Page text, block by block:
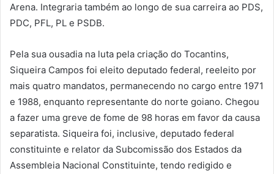
Arena. Integraria também ao longo de sua carreira ao PDS,
PDC, PFL, PL e PSDB.
Pela sua ousadia na luta pela criação do Tocantins,
Siqueira Campos foi eleito deputado federal, reeleito por
mais quatro mandatos, permanecendo no cargo entre 1971
e 1988, enquanto representante do norte goiano. Chegou
a fazer uma greve de fome de 98 horas em favor da causa
separatista. Siqueira foi, inclusive, deputado federal
constituinte e relator da Subcomissão dos Estados da
Assembleia Nacional Constituinte, tendo redigido e